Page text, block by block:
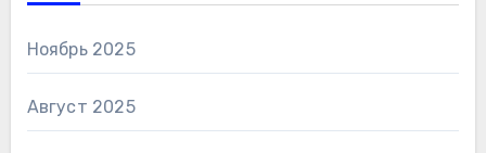
Ноябрь 2025
Август 2025